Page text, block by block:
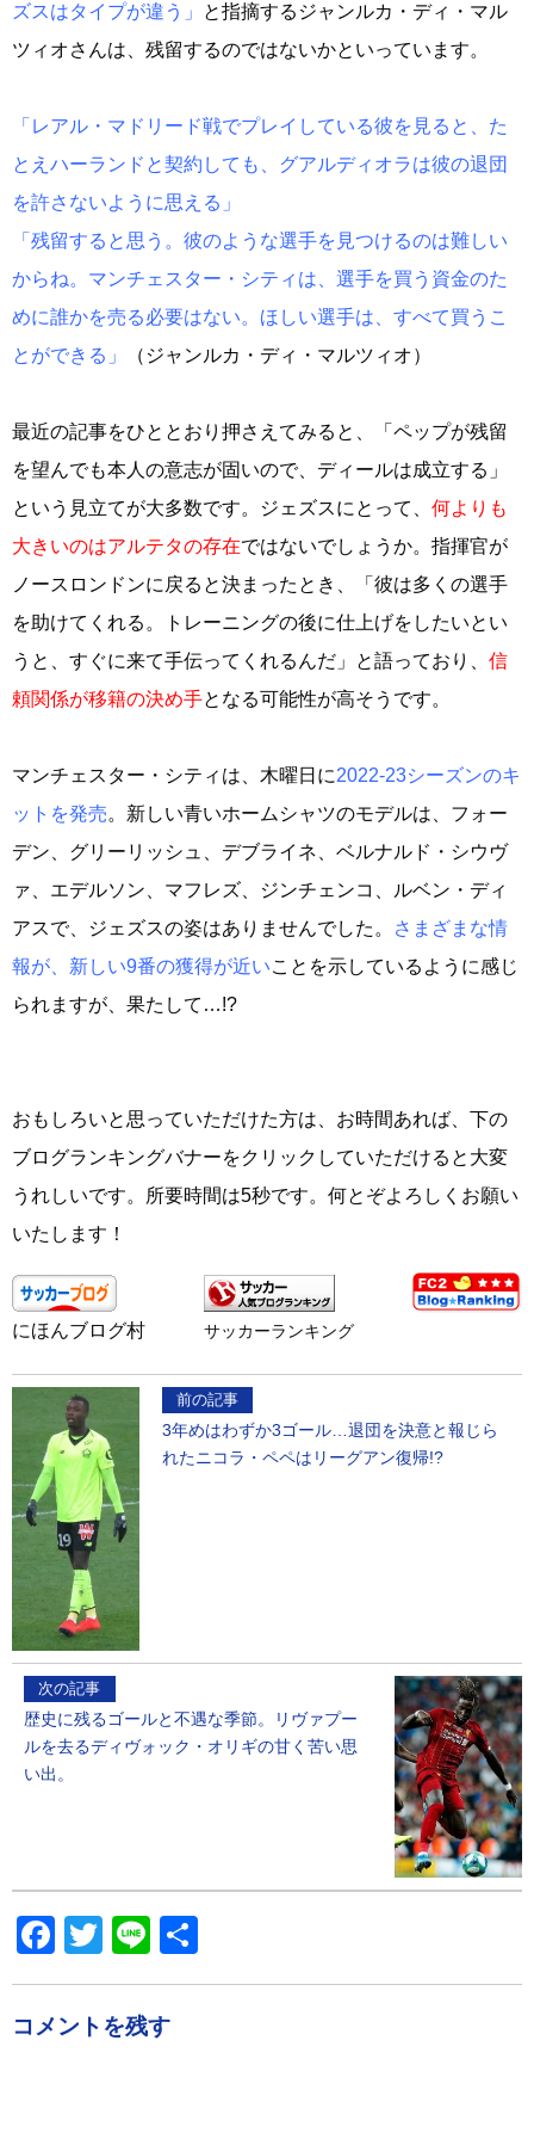
ズスはタイプが違う」
と指摘するジャンルカ・ディ・マル
ツィオさんは、残留するのではないかといっています。
「レアル・マドリード戦でプレイしている彼を見ると、た
とえハーランドと契約しても、グアルディオラは彼の退団
を許さないように思える」
「残留すると思う。彼のような選手を見つけるのは難しい
からね。マンチェスター・シティは、選手を買う資金のた
めに誰かを売る必要はない。ほしい選手は、すべて買うこ
とができる」
（ジャンルカ・ディ・マルツィオ）
最近の記事をひととおり押さえてみると、「ペップが残留
を望んでも本人の意志が固いので、ディールは成立する」
という見立てが大多数です。ジェズスにとって、 何よりも
大きいのはアルテタの存在ではないでしょうか。指揮官が
ノースロンドンに戻ると決まったとき、「彼は多くの選手
を助けてくれる。トレーニングの後に仕上げをしたいとい
うと、すぐに来て手伝ってくれるんだ」と語っており、 信
頼関係が移籍の決め手となる可能性が高そうです。
マンチェスター・シティは、木曜日に2022-23シーズンのキ
ットを発売。新しい青いホームシャツのモデルは、フォー
デン、グリーリッシュ、デブライネ、ベルナルド・シウヴ
ァ、エデルソン、マフレズ、ジンチェンコ、ルベン・ディ
アスで、ジェズスの姿はありませんでした。
さまざまな情
報が、新しい9番の獲得が近いことを示しているように感じ
られますが、果たして…!?
おもしろいと思っていただけた方は、お時間あれば、下の
ブログランキングバナーをクリックしていただけると大変
うれしいです。所要時間は5秒です。何とぞよろしくお願い
いたします！
にほんブログ村 サッカーランキング
前の記事
3年めはわずか3ゴール…退団を決意と報じら
れたニコラ・ペペはリーグアン復帰!?
次の記事
歴史に残るゴールと不遇な季節。リヴァプー
ルを去るディヴォック・オリギの甘く苦い思
い出。
Facebook
Twitter
Line
有
コメントを残す